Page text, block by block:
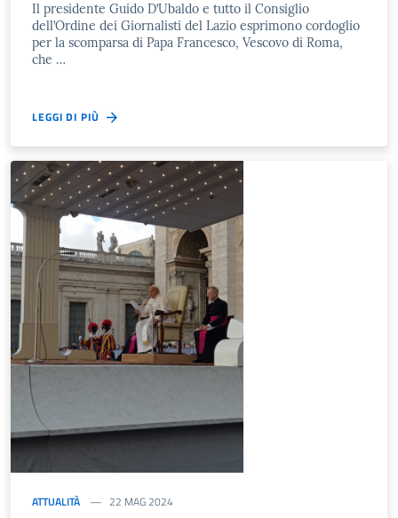
Il presidente Guido D’Ubaldo e tutto il Consiglio
dell’Ordine dei Giornalisti del Lazio esprimono cordoglio
per la scomparsa di Papa Francesco, Vescovo di Roma,
che …
LEGGI DI PIÙ
ATTUALITÀ 22 MAG 2024